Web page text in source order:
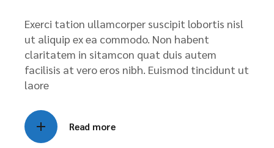
Exerci tation ullamcorper suscipit lobortis nisl
ut aliquip ex ea commodo. Non habent
claritatem in sitamcon quat duis autem
facilisis at vero eros nibh. Euismod tincidunt ut
laore
Read more